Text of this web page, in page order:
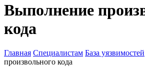
Выполнение
кода
Главная Специалистам База уязвимостей
произвольного кода